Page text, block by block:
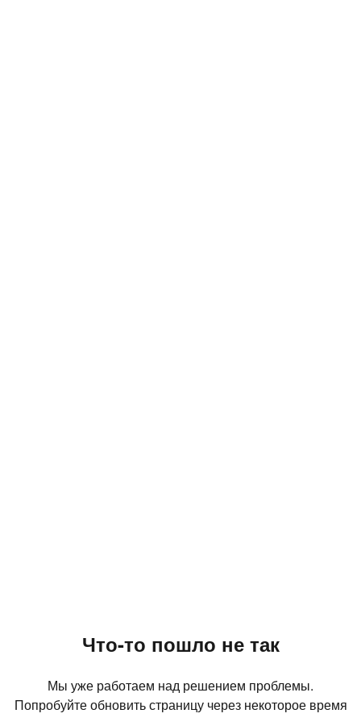
Что-то пошло не так
Мы уже работаем над решением проблемы.
Попробуйте обновить страницу через некоторое время